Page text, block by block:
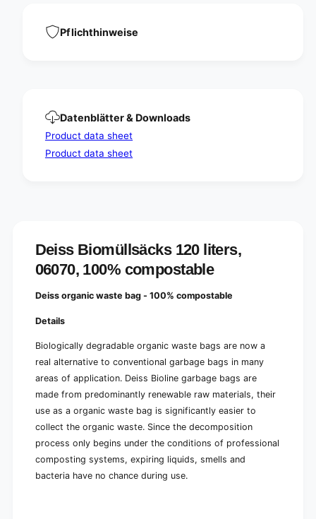
t
e
0
7
,
m
p
s
l
e
i
0
6
0
7
c
o
m
o
a
b
l
e
Pflichthinweise
Datenblätter & Downloads
Product data sheet
Product data sheet
Deiss Biomüllsäcks 120 liters,
06070, 100% compostable
Deiss organic waste bag - 100% compostable
Details
Biologically degradable organic waste bags are now a
real alternative to conventional garbage bags in many
areas of application. Deiss Bioline garbage bags are
made from predominantly renewable raw materials, their
use as a organic waste bag is significantly easier to
collect the organic waste. Since the decomposition
process only begins under the conditions of professional
composting systems, expiring liquids, smells and
bacteria have no chance during use.